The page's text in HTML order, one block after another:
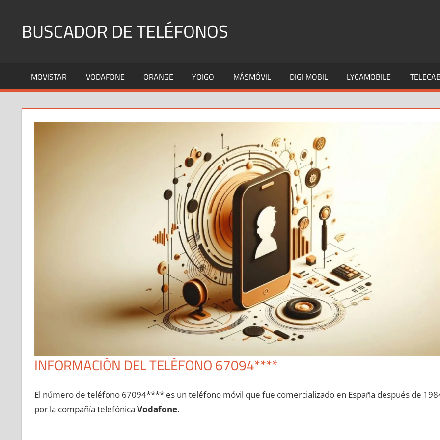
contenidoBUSCADOR DE TELÉFONOS
Fijos
y
MOVISTAR VODAFONE ORANGE YOIGO MÁSMÓVIL DIGI MOBIL LYCAMOBILE
INFORMACIÓN DEL TELÉFONO 67094****
El número dе teléfono 67094**** es un teléfono móvil quе fue comercializado en España después dе
pοr la compañía telefónica Vodafone.